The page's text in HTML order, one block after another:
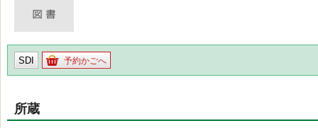
SDI 予約かごへ
所蔵